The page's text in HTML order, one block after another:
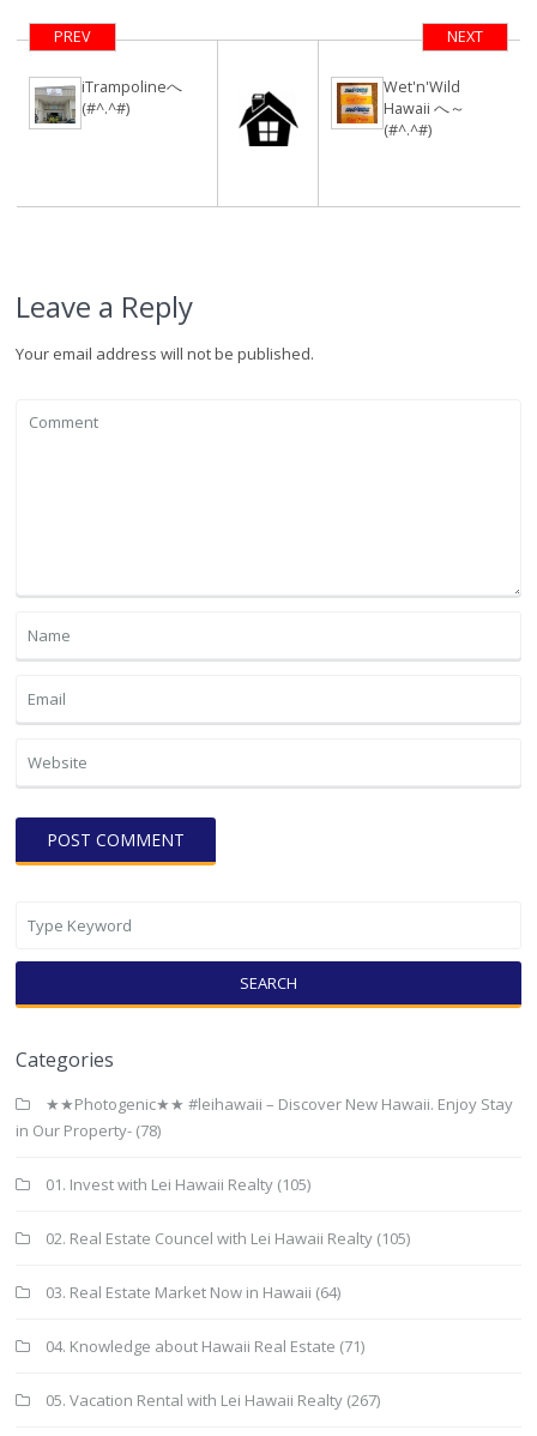
PREV
iTrampolineへ
(#^.^#)
NEXT
Wet'n'Wild
Hawaii へ～
(#^.^#)
Leave a Reply
Your email address will not be published.
SEARCH
Categories
★★Photogenic★★ #leihawaii – Discover New Hawaii. Enjoy Stay
in Our Property- (78)
01. Invest with Lei Hawaii Realty (105)
02. Real Estate Councel with Lei Hawaii Realty (105)
03. Real Estate Market Now in Hawaii (64)
04. Knowledge about Hawaii Real Estate (71)
05. Vacation Rental with Lei Hawaii Realty (267)